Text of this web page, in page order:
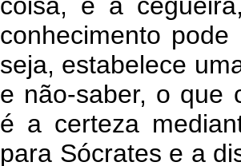
conhecimento
seja, estabelece
e não-saber, o que
é a certeza
para Sócrates e a